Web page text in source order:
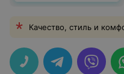
Качество, стиль и